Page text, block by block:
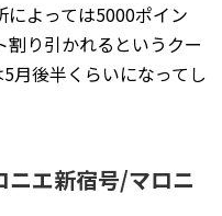
よっては5000ポイン
割り引かれるというクー
月後半くらいになってし
ニエ新宿号/マロニ